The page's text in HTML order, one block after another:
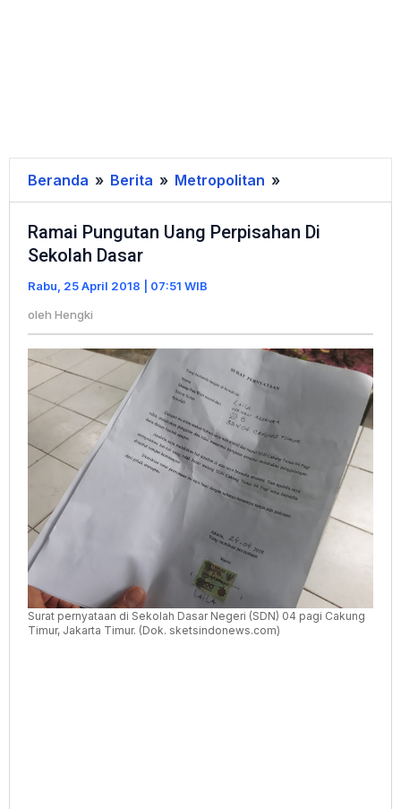
Beranda » Berita » Metropolitan »
Pungutan
Uang
Dasar
Ramai Pungutan Uang Perpisahan Di
Sekolah Dasar
Rabu, 25 April 2018 | 07:51 WIB
oleh Hengki
Surat pernyataan di Sekolah Dasar Negeri (SDN) 04 pagi Cakung
Timur, Jakarta Timur. (Dok. sketsindonews.com)